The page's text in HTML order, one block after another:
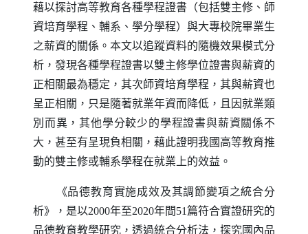
藉以探討高等教育各種學程證書（包括雙主修、師
資培育學程、輔系、學分學程）與大專校院畢業生
之薪資的關係。本文以追蹤資料的隨機效果模式分
析，發現各種學程證書以雙主修學位證書與薪資的
正相關最為穩定，其次師資培育學程，其與薪資也
呈正相關，只是隨著就業年資而降低，且因就業類
別而異，其他學分較少的學程證書與薪資關係不
大，甚至有呈現負相關，藉此證明我國高等教育推
動的雙主修或輔系學程在就業上的效益。
《品德教育實施成效及其調節變項之統合分
析》，是以2000年至2020年間51篇符合實證研究的
品德教育教學研究，透過統合分析法，探究國內品